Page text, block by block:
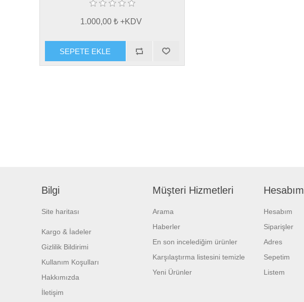
1.000,00 ₺ +KDV
Bilgi
Site haritası
Kargo & İadeler
Gizlilik Bildirimi
Kullanım Koşulları
Hakkımızda
İletişim
Müşteri Hizmetleri
Arama
Haberler
En son incelediğim ürünler
Karşılaştırma listesini temizle
Yeni Ürünler
Hesabım
Hesabım
Siparişler
Adres
Sepetim
Listem